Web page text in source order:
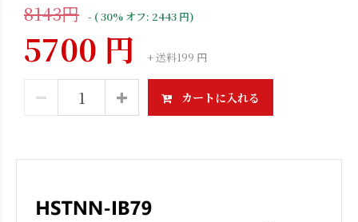
8143円 - ( 30% オフ: 2443 円)
5700 円 + 送料199 円
カートに入れる